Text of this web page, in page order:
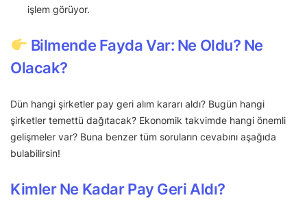
işlem görüyor.
Bilmende Fayda Var: Ne Oldu? Ne
Olacak?
Dün hangi şirketler pay geri alım kararı aldı? Bugün hangi
şirketler temettü dağıtacak? Ekonomik takvimde hangi önemli
gelişmeler var? Buna benzer tüm soruların cevabını aşağıda
bulabilirsin!
Kimler Ne Kadar Pay Geri Aldı?